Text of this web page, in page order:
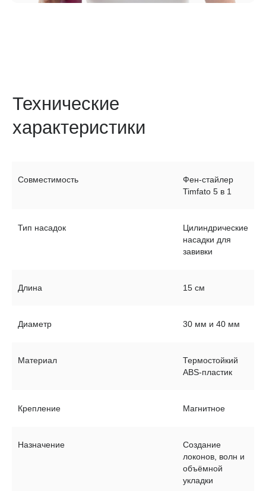
Совместимость
Фен-стайлер
Timfato 5 в 1
Тип насадок
Цилиндрические
насадки для
завивки
Длина 15 см
Диаметр 30 мм и 40 мм
Материал
Термостойкий
ABS-пластик
Крепление Магнитное
Назначение
Создание
локонов, волн и
объёмной
укладки
Частые вопросы